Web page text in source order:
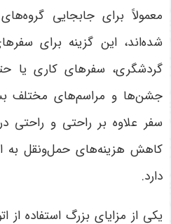
شده‌اند، این گزینه برای
گردشگری، سفرهای کاری یا
جشن‌ها و مراسم‌های مختلف
سفر علاوه بر راحتی و راحتی
کاهش هزینه‌های حمل‌ونقل به
دارد.
یکی از مزایای بزرگ استفاده